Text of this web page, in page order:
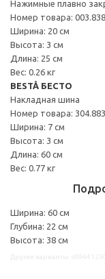
Нажимные плавно
Номер товара:
Ширина: 20 см
Высота: 3 см
Длина: 25 см
Вес: 0.26 кг
BESTÅ БЕСТО
Накладная шина
Номер товара:
Ширина: 7 см
Высота: 3 см
Длина: 60 см
Вес: 0.77 кг
Ширина: 60 см
Глубина: 22 см
Высота: 38 см